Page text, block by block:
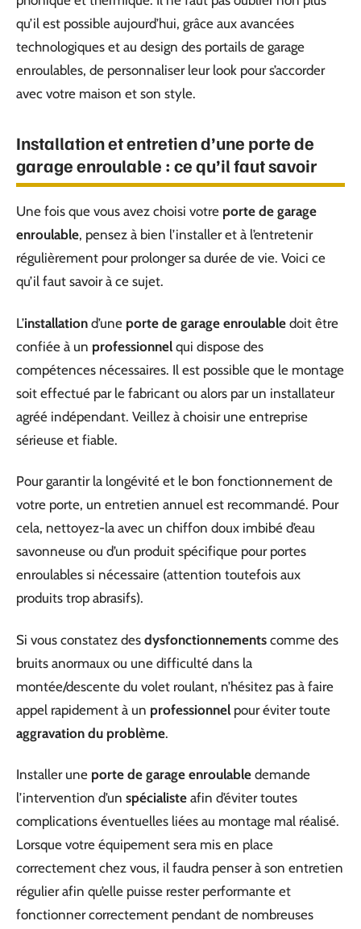
qu’il est possible aujourd’hui, grâce aux avancées
technologiques et au design des portails de garage
enroulables, de personnaliser leur look pour s’accorder
avec votre maison et son style.
Installation et entretien d’une porte de
garage enroulable : ce qu’il faut savoir
Une fois que vous avez choisi votre porte de garage
enroulable, pensez à bien l’installer et à l’entretenir
régulièrement pour prolonger sa durée de vie. Voici ce
qu’il faut savoir à ce sujet.
L’installation d’une porte de garage enroulable doit être
confiée à un professionnel qui dispose des
compétences nécessaires. Il est possible que le montage
soit effectué par le fabricant ou alors par un installateur
agréé indépendant. Veillez à choisir une entreprise
sérieuse et fiable.
Pour garantir la longévité et le bon fonctionnement de
votre porte, un entretien annuel est recommandé. Pour
cela, nettoyez-la avec un chiffon doux imbibé d’eau
savonneuse ou d’un produit spécifique pour portes
enroulables si nécessaire (attention toutefois aux
produits trop abrasifs).
Si vous constatez des dysfonctionnements comme des
bruits anormaux ou une difficulté dans la
montée/descente du volet roulant, n’hésitez pas à faire
appel rapidement à un professionnel pour éviter toute
aggravation du problème.
Installer une porte de garage enroulable demande
l’intervention d’un spécialiste afin d’éviter toutes
complications éventuelles liées au montage mal réalisé.
Lorsque votre équipement sera mis en place
correctement chez vous, il faudra penser à son entretien
régulier afin qu’elle puisse rester performante et
fonctionner correctement pendant de nombreuses